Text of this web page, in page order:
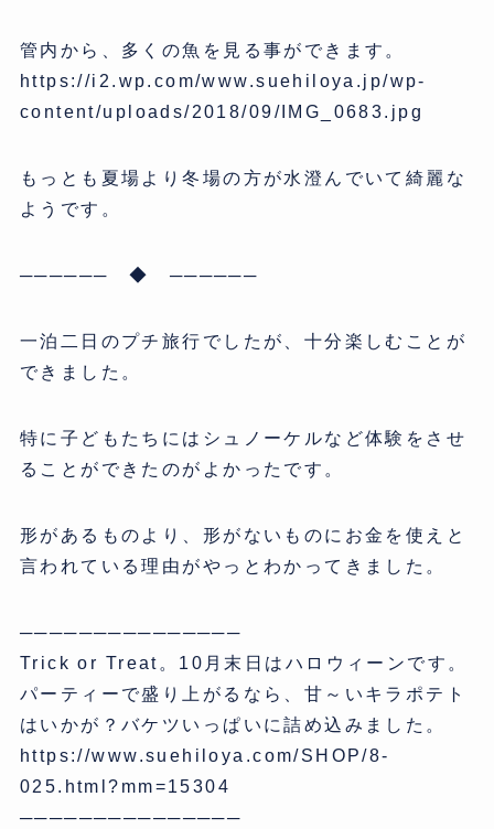
管内から、多くの魚を見る事ができます。
https://i2.wp.com/www.suehiloya.jp/wp-
content/uploads/2018/09/IMG_0683.jpg
もっとも夏場より冬場の方が水澄んでいて綺麗な
ようです。
────── ◆ ──────
一泊二日のプチ旅行でしたが、十分楽しむことが
できました。
特に子どもたちにはシュノーケルなど体験をさせ
ることができたのがよかったです。
形があるものより、形がないものにお金を使えと
言われている理由がやっとわかってきました。
───────────────
Trick or Treat。10月末日はハロウィーンです。
パーティーで盛り上がるなら、甘～いキラポテト
はいかが？バケツいっぱいに詰め込みました。
https://www.suehiloya.com/SHOP/8-
025.html?mm=15304
───────────────